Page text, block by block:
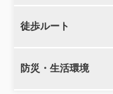
徒歩ルート
防災・生活環境